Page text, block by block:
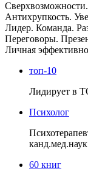
Антихрупкость.
Лидер. Команда.
Переговоры.
Личная
топ-10
Лидирует в
Психолог
канд.мед.наук
60 книг